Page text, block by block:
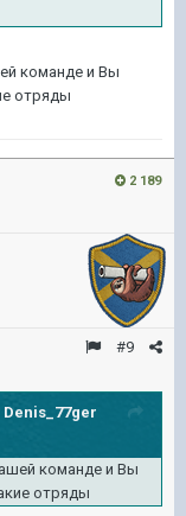
команде и Вы
отряды
2 189
#9
Denis_77ger
команде и Вы
отряды